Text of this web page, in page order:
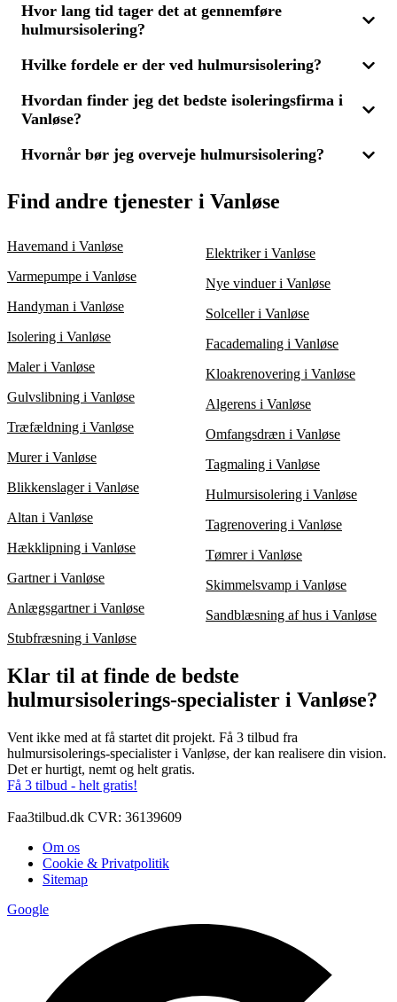
prisvenlige løsning, der samtidig sikrer høj kvalitet og optimal
energibesparelse for din bolig i Vanløse.
Hulmursisolering er en metode, hvor isoleringsmateriale
sprøjtes ind i mellemrummet mellem yder- og indermuren i dit
energibesparelser. Få 3 tilbud fra erfarne isoleringsfirmaer i
Hvor lang tid tager det at gennemføre
hulmursisolering?
Det tager typisk en dag at udføre hulmursisolering, afhængigt
en hurtig og økonomisk løsning er det en god idé at indhente 3
tilbud fra isoleringsfirmaer, der kan give dig en præcis
Hvilke fordele er der ved hulmursisolering?
Hulmursisolering kan føre til betydelige energibesparelser ved
at reducere varmetab, forbedre indeklimaet og sænke
isoleringsfirmaer i Vanløse kan du vælge den løsning, der
Hvordan finder jeg det bedste isoleringsfirma i
Vanløse?
For at finde det bedste isoleringsfirma til din hulmursisolering i
forskellige tilbud kan du vurdere pris, kvalitet og erfaring hos
firmaerne. Vælg et firma, der tilbyder løsninger med langvarige
Hvornår bør jeg overveje hulmursisolering?
Hvis du har høje varmeregninger eller mærker træk i dit hjem,
kan hulmursisolering være nødvendigt. Det kan også være
at indhente 3 tilbud fra isoleringsfirmaer i Vanløse kan du finde
en effektiv løsning og reducere energiforbruget markant.
Find andre tjenester i Vanløse
Havemand i Vanløse
Varmepumpe i Vanløse
Handyman i Vanløse
Isolering i Vanløse
Maler i Vanløse
Gulvslibning i Vanløse
Træfældning i Vanløse
Murer i Vanløse
Blikkenslager i Vanløse
Altan i Vanløse
Hækklipning i Vanløse
Gartner i Vanløse
Anlægsgartner i Vanløse
Stubfræsning i Vanløse
Elektriker i Vanløse
Nye vinduer i Vanløse
Solceller i Vanløse
Facademaling i Vanløse
Kloakrenovering i Vanløse
Algerens i Vanløse
Omfangsdræn i Vanløse
Tagmaling i Vanløse
Hulmursisolering i Vanløse
Tagrenovering i Vanløse
Tømrer i Vanløse
Skimmelsvamp i Vanløse
Sandblæsning af hus i Vanløse
Klar til at finde de bedste
hulmursisolerings-specialister i Vanløse?
Vent ikke med at få startet dit projekt. Få 3 tilbud fra
hulmursisolerings-specialister i Vanløse, der kan realisere din vision.
Det er hurtigt, nemt og helt gratis.
Få 3 tilbud - helt gratis!
Faa3tilbud.dk CVR: 36139609
Om os
Cookie & Privatpolitik
Sitemap
Google